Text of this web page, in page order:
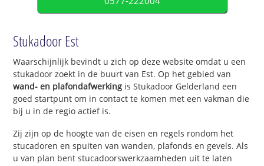
Stukadoor Est
Waarschijnlijk bevindt u zich op deze website omdat u een
stukadoor zoekt in de buurt van Est. Op het gebied van
wand- en plafondafwerking is Stukadoor Gelderland een
goed startpunt om in contact te komen met een vakman die
bij u in de regio actief is.
Zij zijn op de hoogte van de eisen en regels rondom het
stucadoren en spuiten van wanden, plafonds en gevels. Als
u van plan bent stucadoorswerkzaamheden uit te laten